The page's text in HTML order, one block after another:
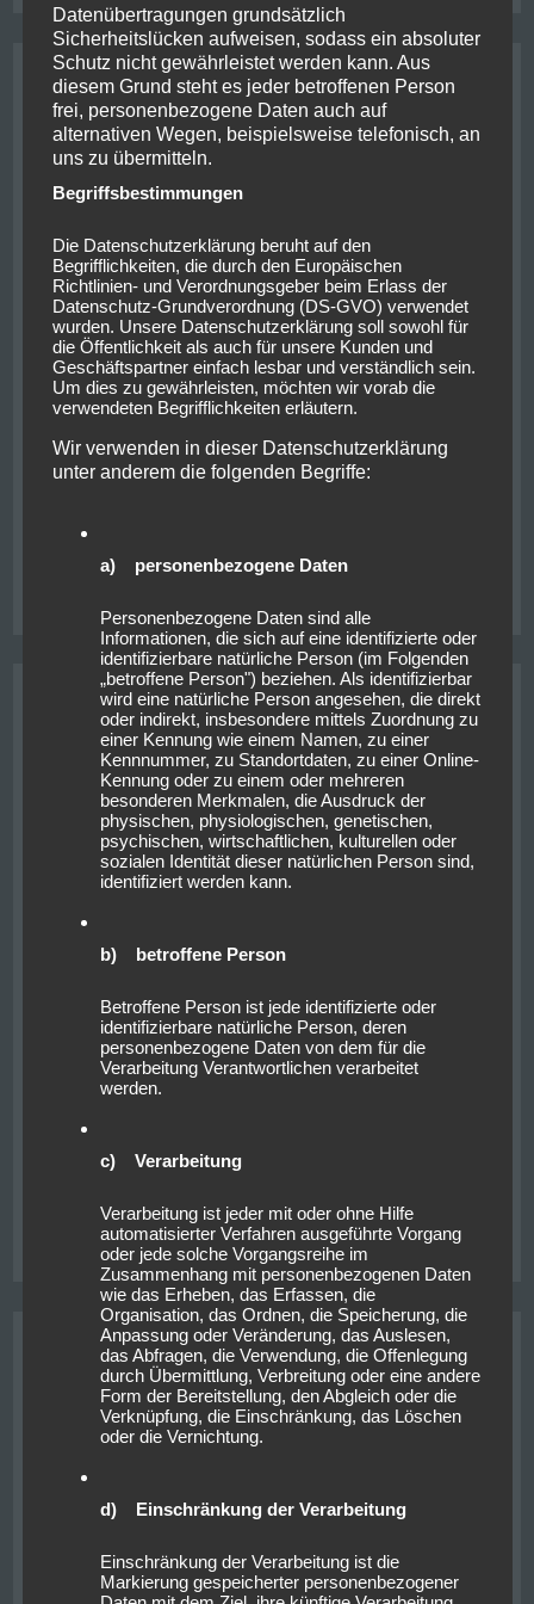
Hiking Skills Level Up
Posted on20. Oktober 2019/by lars/
Eine geruhsame Nacht später ging es bereits weiter
mit der Reise zurück zur Bahnstrecke, die vollendet
werden wollte. Für ein kurzes Frühstück
Posted in
Level
Up
Trail für Trail
Posted on18. Oktober 2019/by lars/
Das morgendliche Frühstück im Holzhausstil
gehaltenen kleinem Restaurant im Hostel war eine
gute Entscheidung wie sich im Laufe des Tages
Read More
Posted inAllgemein Leave a Commenton
Trail
für
4 Lakes, 2 Se(h)en
Posted on 16. Oktober 2019/by lars/
Datenübertragungen grundsätzlich
Sicherheitslücken aufweisen, sodass ein absoluter
Schutz nicht gewährleistet werden kann. Aus
diesem Grund steht es jeder betroffenen Person
frei, personenbezogene Daten auch auf
alternativen Wegen, beispielsweise telefonisch, an
uns zu übermitteln.
Begriffsbestimmungen
Die Datenschutzerklärung beruht auf den
Begrifflichkeiten, die durch den Europäischen
Richtlinien- und Verordnungsgeber beim Erlass der
Datenschutz-Grundverordnung (DS-GVO) verwendet
wurden. Unsere Datenschutzerklärung soll sowohl für
die Öffentlichkeit als auch für unsere Kunden und
Geschäftspartner einfach lesbar und verständlich sein.
Um dies zu gewährleisten, möchten wir vorab die
verwendeten Begrifflichkeiten erläutern.
Wir verwenden in dieser Datenschutzerklärung
unter anderem die folgenden Begriffe:
a) personenbezogene Daten
Personenbezogene Daten sind alle
Informationen, die sich auf eine identifizierte oder
identifizierbare natürliche Person (im Folgenden
„betroffene Person") beziehen. Als identifizierbar
wird eine natürliche Person angesehen, die direkt
oder indirekt, insbesondere mittels Zuordnung zu
einer Kennung wie einem Namen, zu einer
Kennnummer, zu Standortdaten, zu einer Online-
Kennung oder zu einem oder mehreren
besonderen Merkmalen, die Ausdruck der
physischen, physiologischen, genetischen,
psychischen, wirtschaftlichen, kulturellen oder
sozialen Identität dieser natürlichen Person sind,
identifiziert werden kann.
b) betroffene Person
Betroffene Person ist jede identifizierte oder
identifizierbare natürliche Person, deren
personenbezogene Daten von dem für die
Verarbeitung Verantwortlichen verarbeitet
werden.
c) Verarbeitung
Verarbeitung ist jeder mit oder ohne Hilfe
automatisierter Verfahren ausgeführte Vorgang
oder jede solche Vorgangsreihe im
Zusammenhang mit personenbezogenen Daten
wie das Erheben, das Erfassen, die
Organisation, das Ordnen, die Speicherung, die
Anpassung oder Veränderung, das Auslesen,
das Abfragen, die Verwendung, die Offenlegung
durch Übermittlung, Verbreitung oder eine andere
Form der Bereitstellung, den Abgleich oder die
Verknüpfung, die Einschränkung, das Löschen
oder die Vernichtung.
d) Einschränkung der Verarbeitung
Einschränkung der Verarbeitung ist die
Markierung gespeicherter personenbezogener